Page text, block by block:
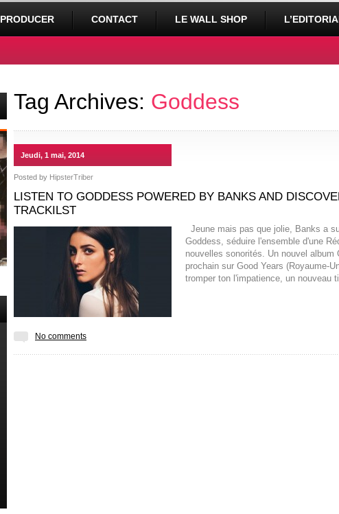
PRODUCER CONTACT LE WALL SHOP
Tag Archives: Goddess
Jeudi, 1 mai, 2014
Posted by HipsterTriber
LISTEN TO GODDESS POWERED BY BANKS AND
TRACKILST
Jeune mais pas que jolie, Banks a
Goddess, séduire l'ensemble d'une
nouvelles sonorités. Un nouvel
prochain sur Good Years (Royaume-
tromper ton l'impatience, un nouveau
No comments